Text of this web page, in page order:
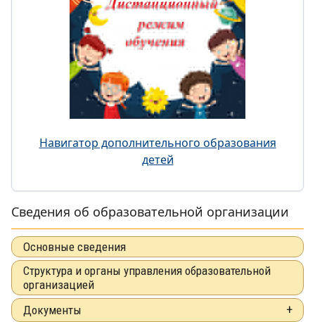
Навигатор дополнительного образования
детей
Сведения об образовательной организации
Основные сведения
Структура и органы управления образовательной
организацией
Документы